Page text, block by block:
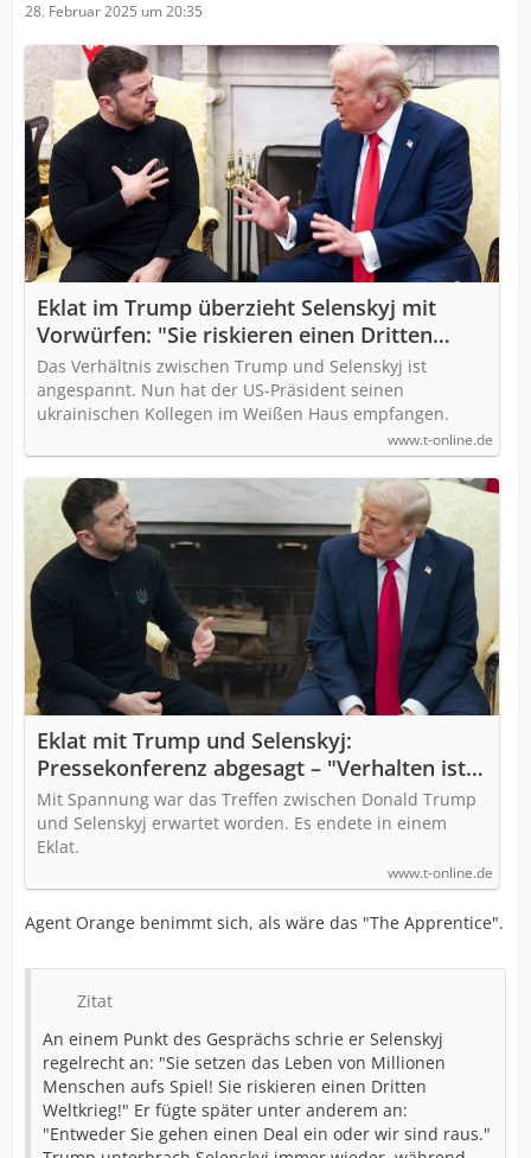
28. Februar 2025 um 20:35
Eklat im Trump überzieht Selenskyj mit
Vorwürfen: "Sie riskieren einen Dritten
Weltkrieg"
Das Verhältnis zwischen Trump und Selenskyj ist
angespannt. Nun hat der US-Präsident seinen
ukrainischen Kollegen im Weißen Haus empfangen.
www.t-online.de
Eklat mit Trump und Selenskyj:
Pressekonferenz abgesagt – "Verhalten ist
respektlos"
Mit Spannung war das Treffen zwischen Donald Trump
und Selenskyj erwartet worden. Es endete in einem
Eklat.
www.t-online.de
Agent Orange benimmt sich, als wäre das "The Apprentice".
Zitat
An einem Punkt des Gesprächs schrie er Selenskyj
regelrecht an: "Sie setzen das Leben von Millionen
Menschen aufs Spiel! Sie riskieren einen Dritten
Weltkrieg!" Er fügte später unter anderem an:
"Entweder Sie gehen einen Deal ein oder wir sind raus."